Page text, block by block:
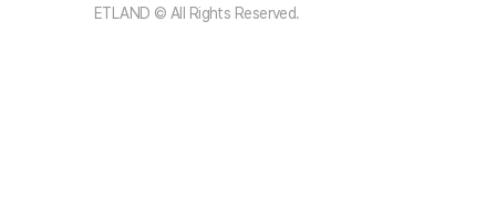
ETLAND © All Rights Reserved.